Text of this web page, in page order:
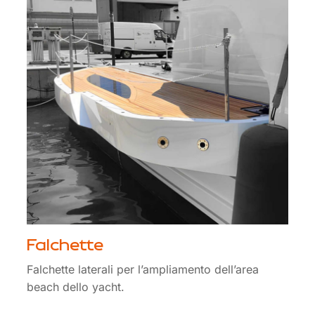
Falchette
Falchette laterali per l’ampliamento dell’area
beach dello yacht.